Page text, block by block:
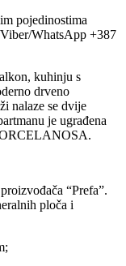
pojedinostima
WhatsApp +387
kuhinju s
drveno
nalaze se dvije
je ugrađena
“Prefa”.
ploča i